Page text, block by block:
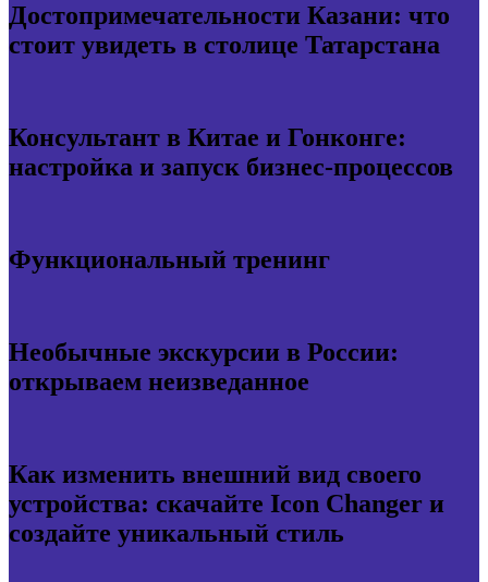
Достопримечательности Казани: что
стоит увидеть в столице Татарстана
Консультант в Китае и Гонконге:
настройка и запуск бизнес-процессов
Функциональный тренинг
Необычные экскурсии в России:
открываем неизведанное
Как изменить внешний вид своего
устройства: скачайте Icon Changer и
создайте уникальный стиль